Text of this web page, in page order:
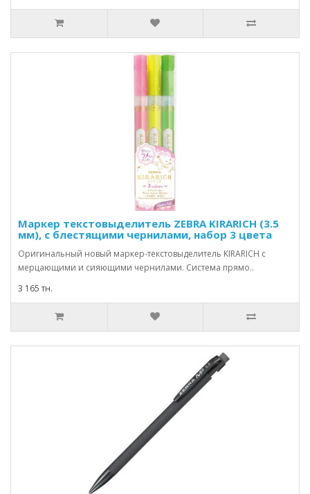
Маркер текстовыделитель ZEBRA KIRARICH (3.5
мм), с блестящими чернилами, набор 3 цвета
Оригинальный новый маркер-текстовыделитель KIRARICH с
мерцающими и сияющими чернилами. Система прямо..
3 165 тн.